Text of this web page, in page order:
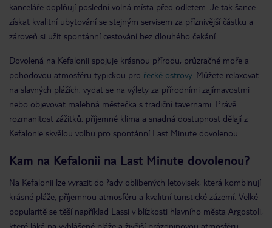
kanceláře doplňují poslední volná místa před odletem. Je tak šance
získat kvalitní ubytování se stejným servisem za příznivější částku a
zároveň si užít spontánní cestování bez dlouhého čekání.
Dovolená na Kefalonii spojuje krásnou přírodu, průzračné moře a
pohodovou atmosféru typickou pro řecké ostrovy. Můžete relaxovat
na slavných plážích, vydat se na výlety za přírodními zajímavostmi
nebo objevovat malebná městečka s tradiční tavernami. Právě
rozmanitost zážitků, příjemné klima a snadná dostupnost dělají z
Kefalonie skvělou volbu pro spontánní Last Minute dovolenou.
Kam na Kefalonii na Last Minute dovolenou?
Na Kefalonii lze vyrazit do řady oblíbených letovisek, která kombinují
krásné pláže, příjemnou atmosféru a kvalitní turistické zázemí. Velké
popularitě se těší například Lassi v blízkosti hlavního města Argostoli,
které láká na vyhlášené pláže a živější prázdninovou atmosféru.